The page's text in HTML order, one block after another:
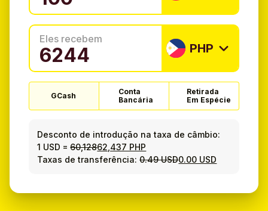
Eles recebem
PHP
GCash
Conta
Bancária
Retirada
Em Espécie
Desconto de introdução na taxa de câmbio:
1 USD =60,12862,437 PHP
Taxas de transferência:0.49 USD0.00 USD